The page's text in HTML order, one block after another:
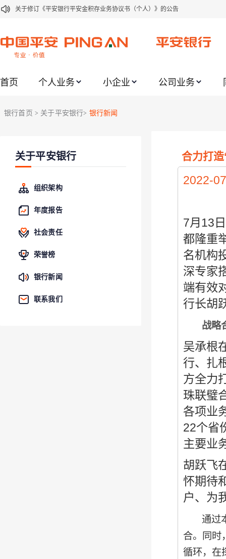
关于修订《平安银行平安金积存业务协议书（个人）》的公告
关于2021年劳动节期间代理贵金属业务风险提示的通知
关于加强代理贵金属业务风险防范的提示
关于进一步加强代理贵金属业务风险防范的提示
关于平安银行电子版信用卡更名为平安银行数字信用卡的公告
首页 个人业务 小企业 公司业务
银行首页 > 关于平安银行> 银行新闻
关于平安银行
组织架构
年度报告
社会责任
荣誉榜
银行新闻
联系我们
合力打
2022-
7月 13
都隆重
名机构
深专家
端有效
行长胡
战略
吴承根
行、扎
方全力
珠联璧
各项业
22个省
主要业
胡跃飞
怀期待
户、为
通过
合。同时
循环，在